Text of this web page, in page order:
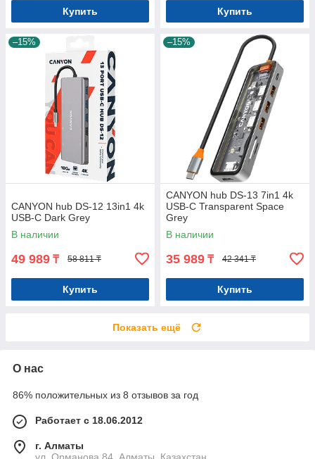
Купить Купить
–15%
CANYON hub DS-12 13in1 4k
USB-C Dark Grey
В наличии
49 989 ₸ 58 811 ₸
Купить
–15%
CANYON hub DS-13 7in1 4k
USB-C Transparent Space
Grey
В наличии
35 989 ₸ 42 341 ₸
Купить
Показать ещё
О нас
86% положительных из 8 отзывов за год
Работает с 18.06.2012
г. Алматы